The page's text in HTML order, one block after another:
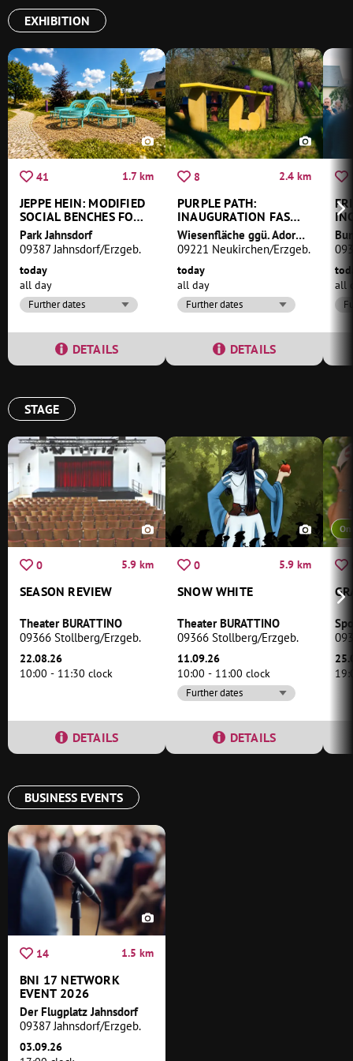
EXHIBITION
41 1.7 km
JEPPE HEIN: MODIFIED
SOCIAL BENCHES FOR
JAHNSDORF
Park Jahnsdorf
09387 Jahnsdorf/Erzgeb.
today
all day
Further dates
DETAILS
8 2.4 km
PURPLE PATH:
INAUGURATION FAST
LEGS AND BAD MOOD
WITHOUT KIOSK AND
KITCHEN BY MARUŠA
SAGADIN
Wiesenfläche ggü. Adorfer Hauptstr. Neukirchen
09221 Neukirchen/Erzgeb.
today
all day
Further dates
DETAILS
all
STAGE
0 5.9 km
SEASON REVIEW
Theater BURATTINO
09366 Stollberg/Erzgeb.
22.08.26
10:00 - 11:30 clock
DETAILS
0 5.9 km
SNOW WHITE
Theater BURATTINO
09366 Stollberg/Erzgeb.
11.09.26
10:00 - 11:00 clock
Further dates
DETAILS
BUSINESS EVENTS
14 1.5 km
BNI 17 NETWORK
EVENT 2026
Der Flugplatz Jahnsdorf
09387 Jahnsdorf/Erzgeb.
03.09.26